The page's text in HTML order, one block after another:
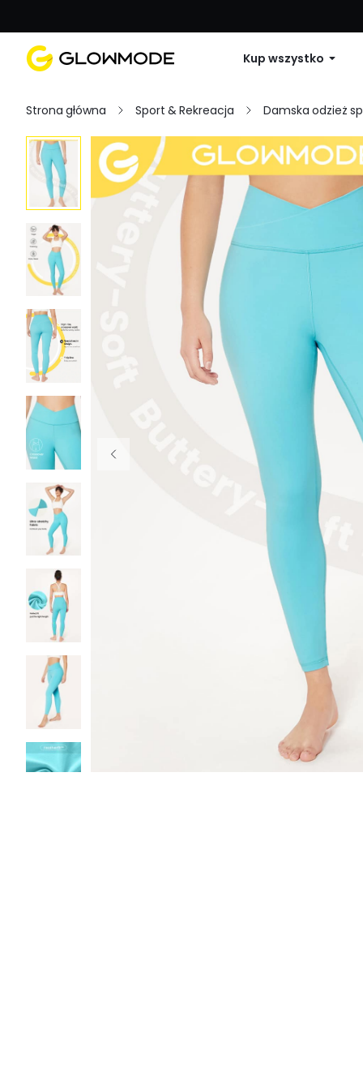
Kup wszystko
Strona główna Sport & Rekreacja Damska odzież